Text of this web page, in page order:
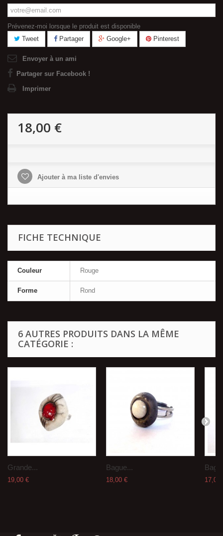
Prévenez-moi lorsque le produit est disponible
Tweet
Partager Google+ Pinterest
Envoyer à un ami
Partager sur Facebook !
Imprimer
18,00 €
Ajouter à ma liste d'envies
FICHE TECHNIQUE
Couleur Rouge
Forme Rond
6 AUTRES PRODUITS DANS LA MÊME
CATÉGORIE :
Grande...
19,00 €
Bague...
18,00 € 17,00